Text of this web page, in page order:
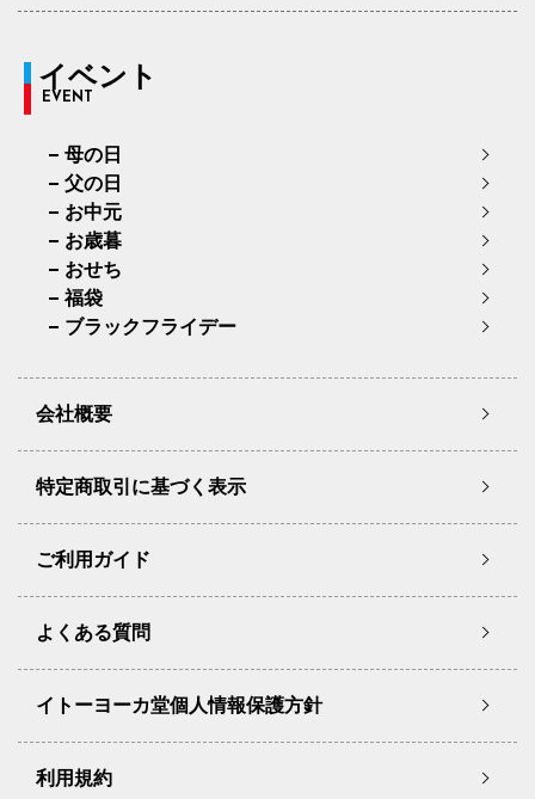
イベント
EVENT
母の日
父の日
お中元
お歳暮
おせち
福袋
ブラックフライデー
会社概要
特定商取引に基づく表示
ご利用ガイド
よくある質問
イトーヨーカ堂個人情報保護方針
利用規約